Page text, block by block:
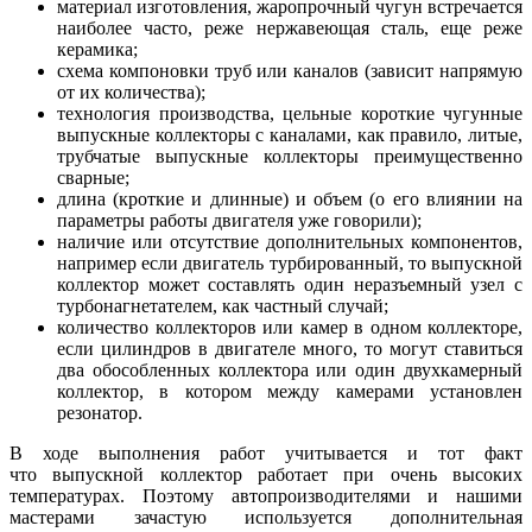
материал изготовления, жаропрочный чугун встречается
наиболее часто, реже нержавеющая сталь, еще реже
керамика;
схема компоновки труб или каналов (зависит напрямую
от их количества);
технология производства, цельные короткие чугунные
выпускные коллекторы с каналами, как правило, литые,
трубчатые выпускные коллекторы преимущественно
сварные;
длина (кроткие и длинные) и объем (о его влиянии на
параметры работы двигателя уже говорили);
наличие или отсутствие дополнительных компонентов,
например если двигатель турбированный, то выпускной
коллектор может составлять один неразъемный узел с
турбонагнетателем, как частный случай;
количество коллекторов или камер в одном коллекторе,
если цилиндров в двигателе много, то могут ставиться
два обособленных коллектора или один двухкамерный
коллектор, в котором между камерами установлен
резонатор.
В ходе выполнения работ учитывается и тот факт
что выпускной коллектор работает при очень высоких
температурах. Поэтому автопроизводителями и нашими
мастерами зачастую используется дополнительная